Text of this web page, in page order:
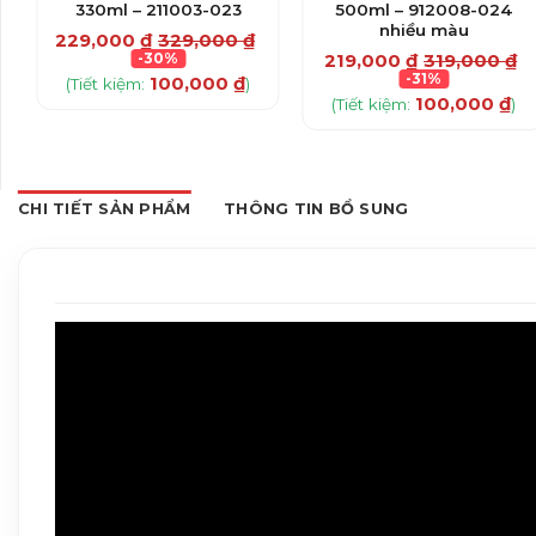
330ml – 211003-023
229,000₫ 329,000₫
-30%
(Tiết kiệm: 100,000₫)
500ml – 912008-024
nhiều màu
219,000₫ 319,000₫
-31%
(Tiết kiệm: 100,000₫)
CHI TIẾT SẢN PHẨM THÔNG TIN BỔ SUNG